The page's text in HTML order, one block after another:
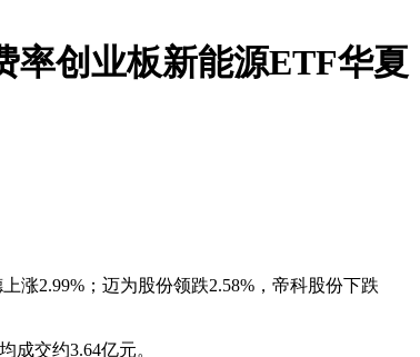
率创业板新能源ETF华夏
涨2.99%；迈为股份领跌2.58%，帝科股份下跌
成交约3.64亿元。